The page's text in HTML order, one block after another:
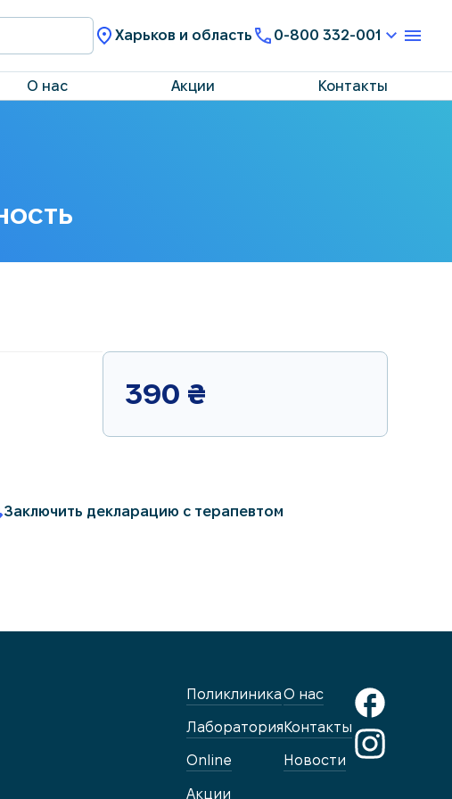
Харьков и область 0-800 332-001
О нас Акции Контакты
390 ₴
Заключить декларацию с терапевтом
Поликлиника
Лаборатория
Online
Акции
О нас
Контакты
Новости